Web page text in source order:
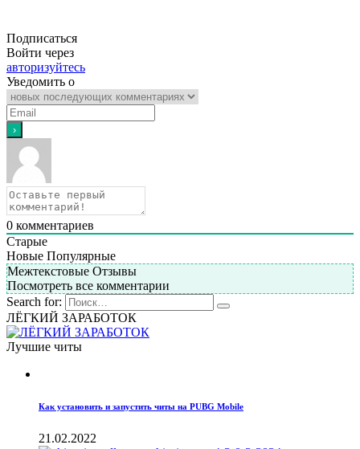
Подписаться
Войти через
авторизуйтесь
Уведомить о
0 комментариев
Старые
Новые Популярные
Межтекстовые Отзывы
Посмотреть все комментарии
Search for:
ЛЁГКИЙ ЗАРАБОТОК
Лучшие читы
Как установить и запустить читы на PUBG Mobile
21.02.2022